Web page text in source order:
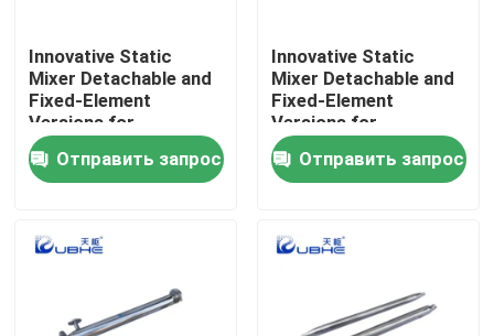
Дом
Продукты
Innovative Static
Mixer Detachable and
Fixed-Element
Versions for
Customizable Surface
Treatment
Отправить запрос
Innovative Static
Mixer Detachable and
Fixed-Element
Versions for
Customizable Surface
Treatment
Отправить запрос